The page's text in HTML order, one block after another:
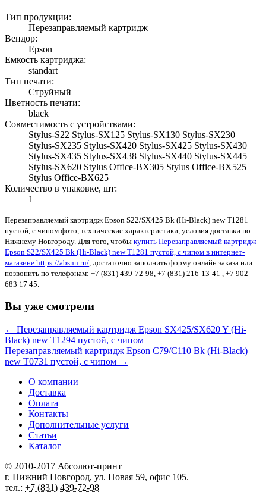
Тип продукции:
Перезаправляемый картридж
Вендор:
Epson
Емкость картриджа:
standart
Тип печати:
Струйный
Цветность печати:
black
Совместимость с устройствами:
Stylus-S22 Stylus-SX125 Stylus-SX130 Stylus-SX230
Stylus-SX235 Stylus-SX420 Stylus-SX425 Stylus-SX430
Stylus-SX435 Stylus-SX438 Stylus-SX440 Stylus-SX445
Stylus-SX620 Stylus Office-BX305 Stylus Office-BX525
Stylus Office-BX625
Количество в упаковке, шт:
1
Перезаправляемый картридж Epson S22/SX425 Bk (Hi-Black) new T1281
пустой, с чипом фото, технические характеристики, условия доставки по
Нижнему Новгороду. Для того, чтобы купить Перезаправляемый картридж
Epson S22/SX425 Bk (Hi-Black) new T1281 пустой, с чипом в интернет-
магазине https://absnn.ru/ , достаточно заполнить форму онлайн заказа или
позвонить по телефонам: +7 (831) 439-72-98, +7 (831) 216-13-41 , +7 902
683 17 45.
Вы уже смотрели
← Перезаправляемый картридж Epson SX425/SX620 Y (Hi-
Black) new T1294 пустой, с чипом
Перезаправляемый картридж Epson C79/C110 Bk (Hi-Black)
new T0731 пустой, с чипом →
О компании
Доставка
Оплата
Контакты
Дополнительные услуги
Статьи
Каталог
© 2010-2017 Абсолют-принт
г. Нижний Новгород, ул. Новая 59, офис 105.
тел.: +7 (831) 439-72-98